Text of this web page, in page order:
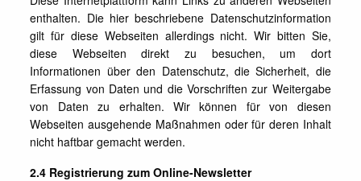
enthalten. Die hier beschriebene Datenschutzinformation
gilt für diese Webseiten allerdings nicht. Wir bitten Sie,
diese Webseiten direkt zu besuchen, um dort
Informationen über den Datenschutz, die Sicherheit, die
Erfassung von Daten und die Vorschriften zur Weitergabe
von Daten zu erhalten. Wir können für von diesen
Webseiten ausgehende Maßnahmen oder für deren Inhalt
nicht haftbar gemacht werden.
2.4 Registrierung zum Online-Newsletter